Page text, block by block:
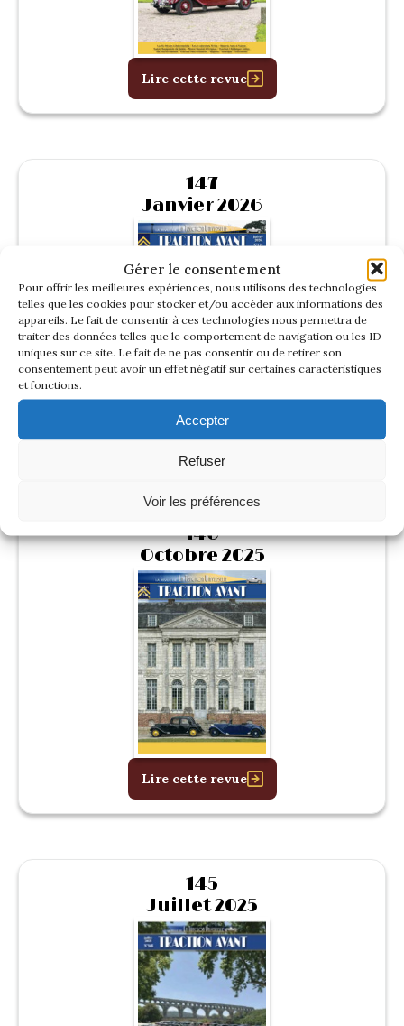
Gérer le consentement
Pour offrir les meilleures expériences, nous utilisons des technologies
telles que les cookies pour stocker et/ou accéder aux informations des
appareils. Le fait de consentir à ces technologies nous permettra de
traiter des données telles que le comportement de navigation ou les ID
uniques sur ce site. Le fait de ne pas consentir ou de retirer son
consentement peut avoir un effet négatif sur certaines caractéristiques
et fonctions.
Accepter
Refuser
Voir les préférences
Lire cette revue
147
Janvier 2026
Lire cette revue
146
Octobre 2025
Lire cette revue
145
Juillet 2025